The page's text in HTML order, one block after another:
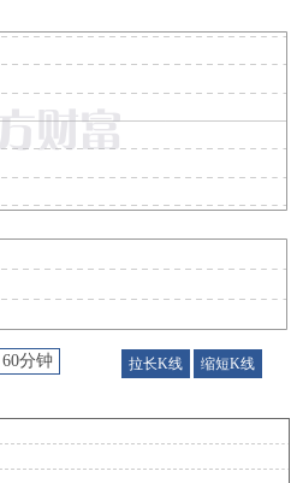
60分钟 拉长K线 缩短K线